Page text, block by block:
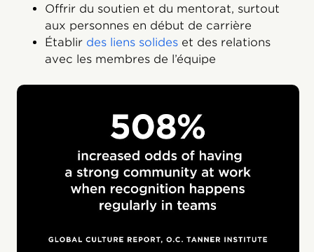
Offrir du soutien et du mentorat, surtout
aux personnes en début de carrière
Établir des liens solides et des relations
avec les membres de l’équipe